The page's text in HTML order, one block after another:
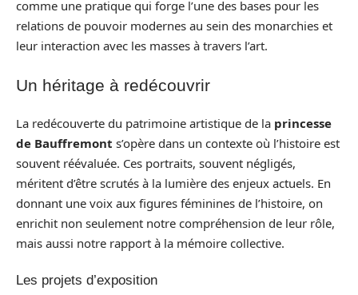
comme une pratique qui forge l’une des bases pour les
relations de pouvoir modernes au sein des monarchies et
leur interaction avec les masses à travers l’art.
Un héritage à redécouvrir
La redécouverte du patrimoine artistique de la princesse
de Bauffremont s’opère dans un contexte où l’histoire est
souvent réévaluée. Ces portraits, souvent négligés,
méritent d’être scrutés à la lumière des enjeux actuels. En
donnant une voix aux figures féminines de l’histoire, on
enrichit non seulement notre compréhension de leur rôle,
mais aussi notre rapport à la mémoire collective.
Les projets d’exposition